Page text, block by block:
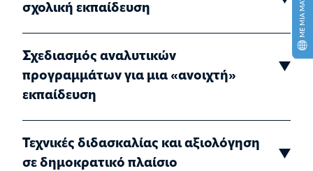
σχολική εκπαίδευση
Σχεδιασμός αναλυτικών
προγραμμάτων για μια «ανοιχτή»
εκπαίδευση
Τεχνικές διδασκαλίας και αξιολόγηση
σε δημοκρατικό πλαίσιο